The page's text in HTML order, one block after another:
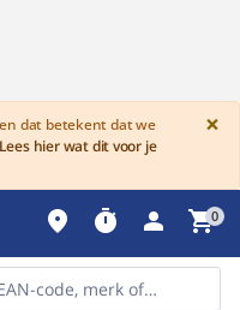
dat betekent dat we
Lees hier wat dit voor je
×
place timer person shopping_cart0